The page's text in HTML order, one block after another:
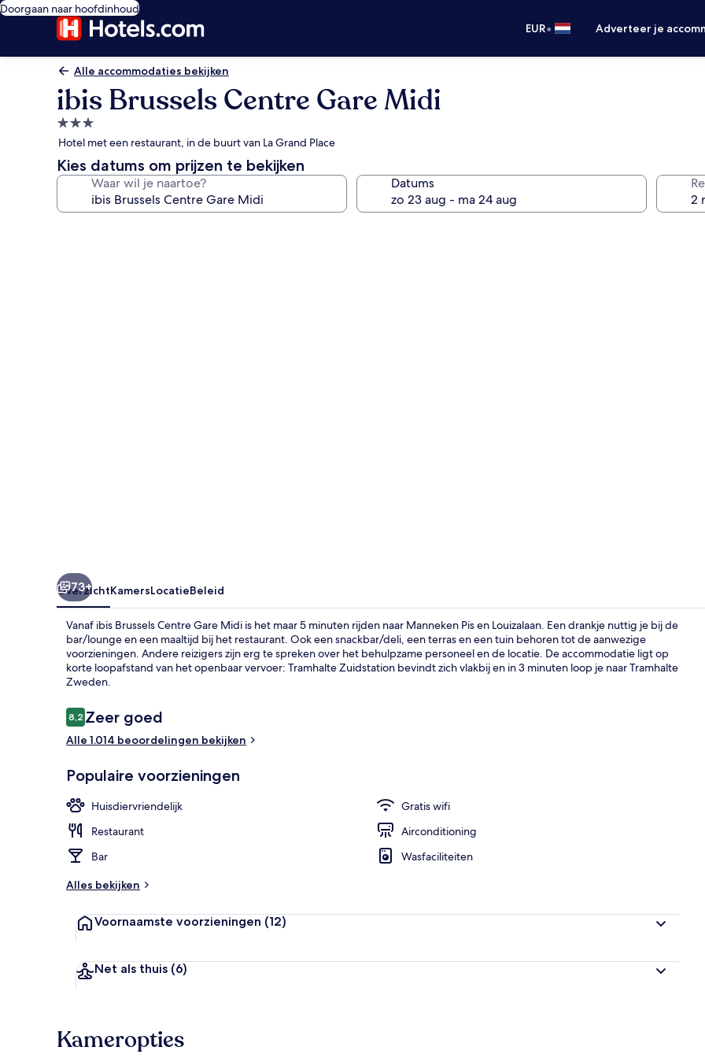
Doorgaan naar hoofdinhoud
EUR• Adverteer je
Alle accommodaties bekijken
ibis Brussels Centre Gare Midi
3.0-
sterrenaccommodatie
Hotel met een restaurant, in de buurt van La Grand Place
Kies datums om prijzen te bekijken
Waar wil je naartoe? Datums
Dagelijks
73+
OverzichtKamersLocatieBeleid
Vanaf ibis Brussels Centre Gare Midi is het maar 5 minuten rijden naar Manneken Pis en Louizalaan. Een drankje nuttig je bij de
bar/lounge en een maaltijd bij het restaurant. Ook een snackbar/deli, een terras en een tuin behoren tot de aanwezige
voorzieningen. Andere reizigers zijn erg te spreken over het behulpzame personeel en de locatie. De accommodatie ligt op
korte loopafstand van het openbaar vervoer: Tramhalte Zuidstation bevindt zich vlakbij en in 3 minuten loop je naar Tramhalte
Zweden.
Beoordelingen
8,28,2 op 10 –
Zeer goed
Alle 1.014 beoordelingen bekijken
Populaire voorzieningen
Huisdiervriendelijk
Gratis wifi
Restaurant
Airconditioning
Bar
Wasfaciliteiten
Alles bekijken
Voornaamste voorzieningen (12)
Net als thuis (6)
Kameropties